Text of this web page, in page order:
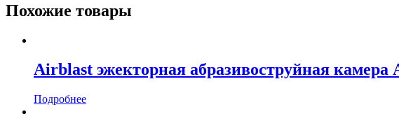
Похожие товары
Airblast эжекторная абразивоструйная камера
Подробнее